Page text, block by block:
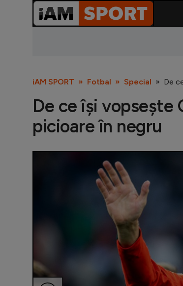
iAM SPORT Fotbal Special De
De ce își vopsește
picioare în negru